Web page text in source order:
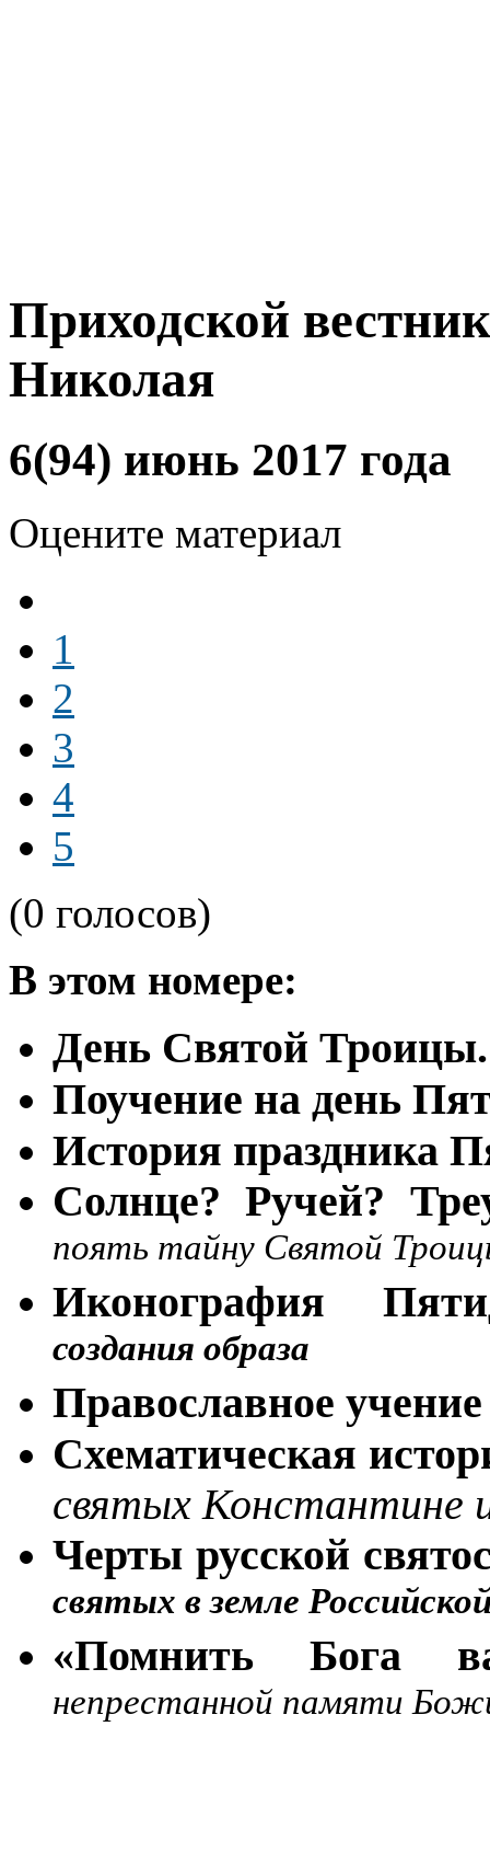
Приходской
Николая
6(94) июнь 2017 года
Оцените материал
1
2
3
4
5
(0 голосов)
В этом номере:
День Святой
Поучение на день
История праздника
Солнце? Ручей?
поять тайну Святой
Иконография
создания образа
Православное
Схематическая
святых Константине
Черты русской
святых в земле
«Помнить Бога
непрестанной памяти